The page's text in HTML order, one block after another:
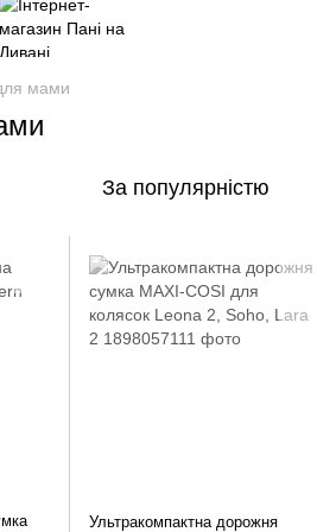
мами
За популярністю
Ультракомпактна дорожня